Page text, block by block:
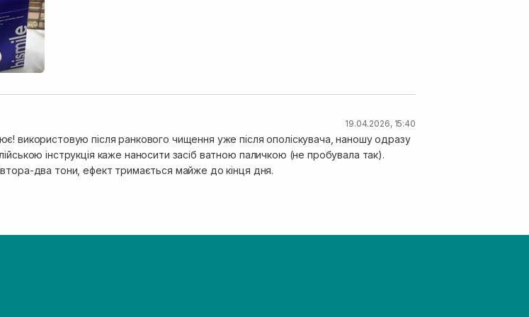
19.04.2026, 15:40
використовую після ранкового чищення уже після ополіскувача, наношу одразу
інструкція каже наносити засіб ватною паличкою (не пробувала так).
два тони, ефект тримається майже до кінця дня.